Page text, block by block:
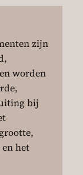
zijn
worden
bij
het